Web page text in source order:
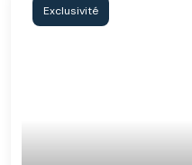
Exclusivité